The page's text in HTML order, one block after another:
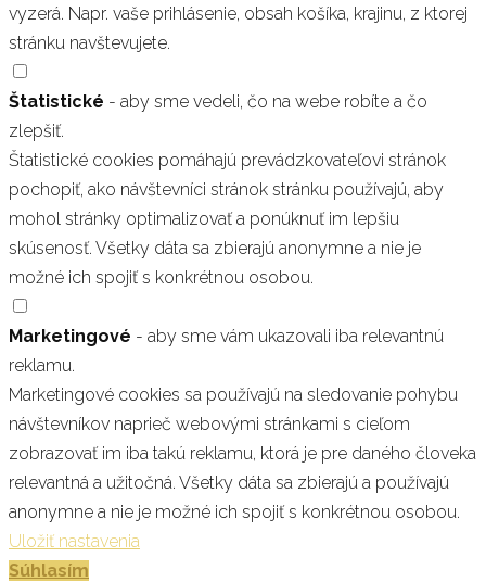
vyzerá. Napr. vaše prihlásenie, obsah košíka, krajinu, z ktorej
stránku navštevujete.
Štatistické - aby sme vedeli, čo na webe robíte a čo
zlepšiť.
Štatistické cookies pomáhajú prevádzkovateľovi stránok
pochopiť, ako návštevníci stránok stránku používajú, aby
mohol stránky optimalizovať a ponúknuť im lepšiu
skúsenosť. Všetky dáta sa zbierajú anonymne a nie je
možné ich spojiť s konkrétnou osobou.
Marketingové - aby sme vám ukazovali iba relevantnú
reklamu.
Marketingové cookies sa používajú na sledovanie pohybu
návštevníkov naprieč webovými stránkami s cieľom
zobrazovať im iba takú reklamu, ktorá je pre daného človeka
relevantná a užitočná. Všetky dáta sa zbierajú a používajú
anonymne a nie je možné ich spojiť s konkrétnou osobou.
Uložiť nastavenia
Súhlasím